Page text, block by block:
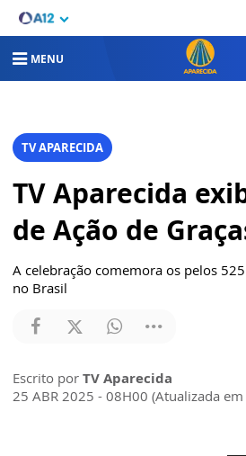
MENU
TV APARECIDA
TV Aparecida
de Ação de
A celebração comemora os pelos
no Brasil
Escrito por TV Aparecida
25 ABR 2025 - 08H00 (Atualizada